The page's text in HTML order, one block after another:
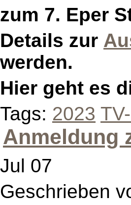
zum 7. Eper
Details zur
werden.
Hier geht es
Tags: 2023
Anmeldung
Jul 07
Geschrieben